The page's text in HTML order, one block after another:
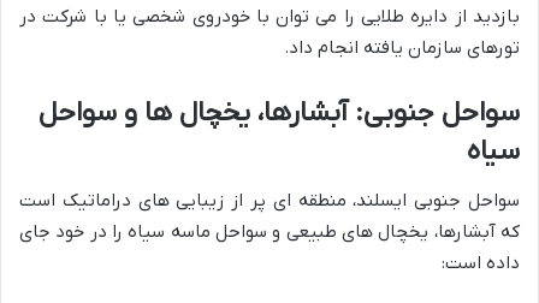
بازدید از دایره طلایی را می توان با خودروی شخصی یا با شرکت در
تورهای سازمان یافته انجام داد.
سواحل جنوبی: آبشارها، یخچال ها و سواحل
سیاه
سواحل جنوبی ایسلند، منطقه ای پر از زیبایی های دراماتیک است
که آبشارها، یخچال های طبیعی و سواحل ماسه سیاه را در خود جای
داده است: